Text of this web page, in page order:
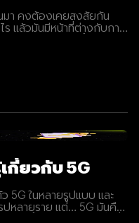
มา คงต้องเคยสงสัยกัน
ร แล้วมันมีหน้าที่ต่างกับการ
หรือแบบพิมพ์เขียว ที่
) ตาม blueprint หรือแบบ
กี่ยวกับ 5G
5G ในหลายรูปแบบ และ
ปหลายราย แต่… 5G มันคือ